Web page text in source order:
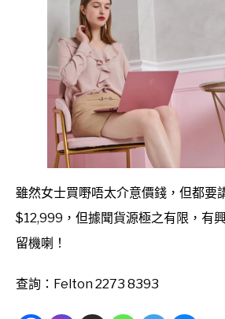
雖然女士買嘢唔太介意價錢，但都要
$12,999，但據聞貨源極之有限，有
留機喇！
查詢：Felton 2273 8393